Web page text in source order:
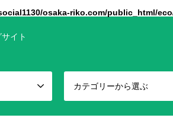
osaka-riko.com/public_html/
イト
カテゴリーから選ぶ